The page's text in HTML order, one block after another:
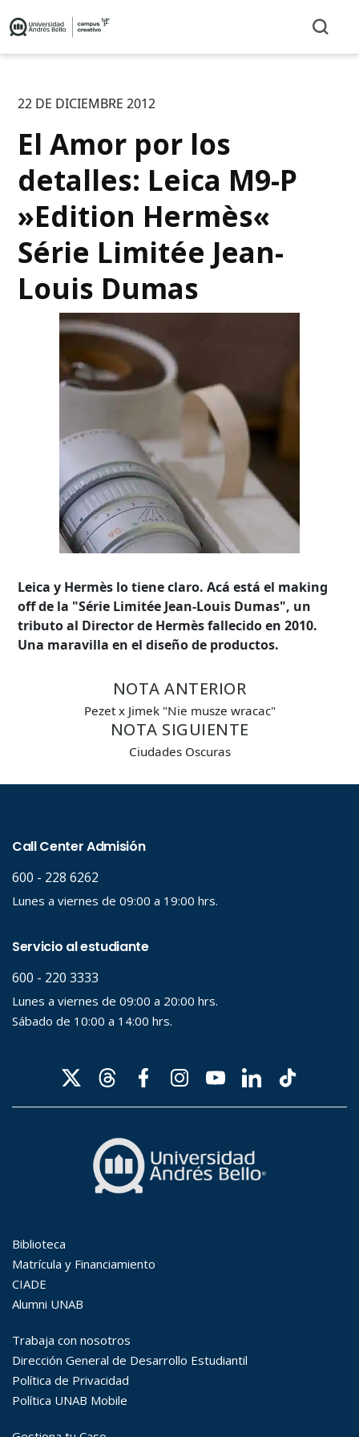
22 DE DICIEMBRE 2012
El Amor por los
detalles: Leica M9-P
»Edition Hermès«
Série Limitée Jean-
Louis Dumas
Leica y Hermès lo tiene claro. Acá está el making
off de la "Série Limitée Jean-Louis Dumas", un
tributo al Director de Hermès fallecido en 2010.
Una maravilla en el diseño de productos.
NOTA ANTERIOR
Pezet x Jimek "Nie musze wracac"
NOTA SIGUIENTE
Ciudades Oscuras
Búsqueda Avanzada
Hasta...